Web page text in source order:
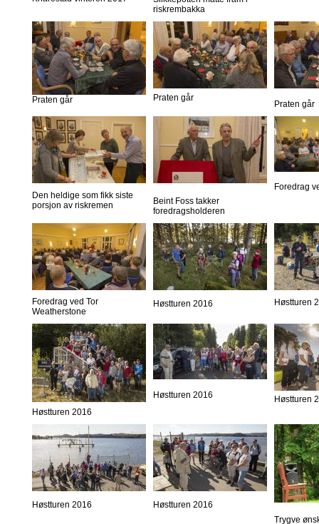
riskrembakka
Praten går Praten går
Praten går
Den heldige som fikk siste
porsjon av riskremen
Beint Foss takker
foredragsholderen
Foredrag
Foredrag ved Tor
Weatherstone
Høstturen 2016 Høstturen
Høstturen 2016
Høstturen 2016 Høstturen
Høstturen 2016
Høstturen 2016
Trygve